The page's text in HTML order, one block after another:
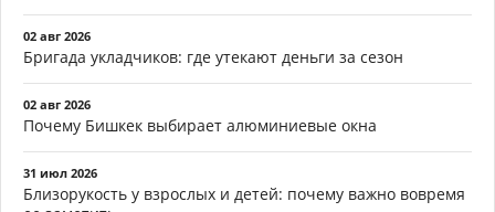
02 авг 2026
Бригада укладчиков: где утекают деньги за сезон
02 авг 2026
Почему Бишкек выбирает алюминиевые окна
31 июл 2026
Близорукость у взрослых и детей: почему важно вовремя